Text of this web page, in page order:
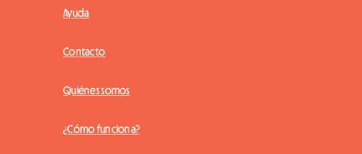
Ayuda
Contacto
Quiénes somos
¿Cómo funciona?